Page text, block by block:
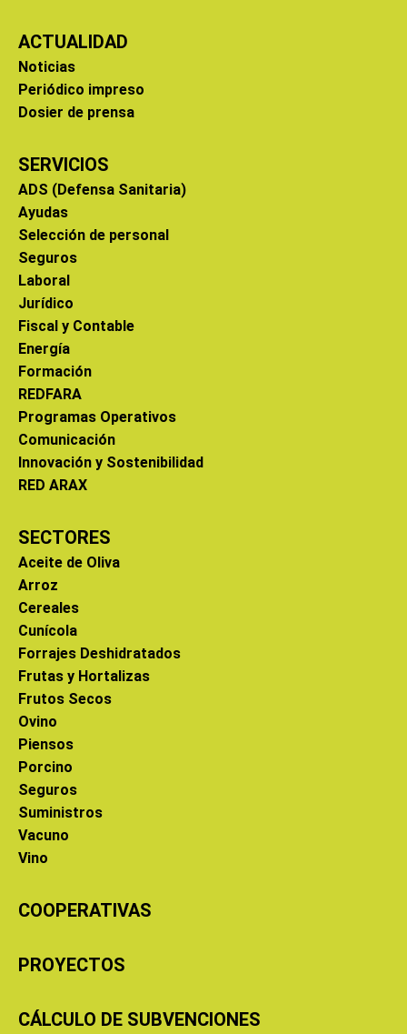
ACTUALIDAD
Noticias
Periódico impreso
Dosier de prensa
SERVICIOS
ADS (Defensa Sanitaria)
Ayudas
Selección de personal
Seguros
Laboral
Jurídico
Fiscal y Contable
Energía
Formación
REDFARA
Programas Operativos
Comunicación
Innovación y Sostenibilidad
RED ARAX
SECTORES
Aceite de Oliva
Arroz
Cereales
Cunícola
Forrajes Deshidratados
Frutas y Hortalizas
Frutos Secos
Ovino
Piensos
Porcino
Seguros
Suministros
Vacuno
Vino
COOPERATIVAS
PROYECTOS
CÁLCULO DE SUBVENCIONES